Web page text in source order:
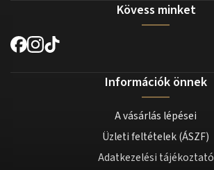
Kövess minket
Információk önnek
A vásárlás lépései
Üzleti feltételek (ÁSZF)
Adatkezelési tájékoztató